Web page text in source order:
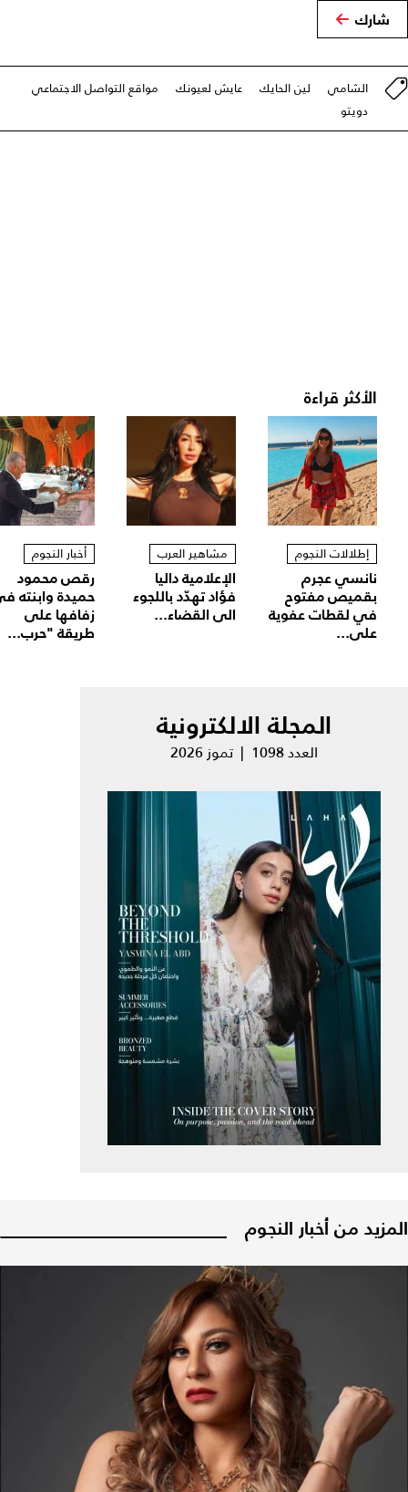
شارك
الشامي لين الحايك عايش لعيونك
مواقع التواصل الاجتماعي
دويتو
الأكثر قراءة
إطلالات النجوم
نانسي عجرم
بقميص مفتوح
في لقطات عفوية
على...
مشاهير العرب
الإعلامية داليا
فؤاد تهدّد باللجوء
الى القضاء...
أخبار النجوم
رقص محمود
حميدة وابنته
زفافها على
طريقة "حرب...
المجلة الالكترونية
العدد 1098 | تموز 2026
المزيد من أخبار النجوم